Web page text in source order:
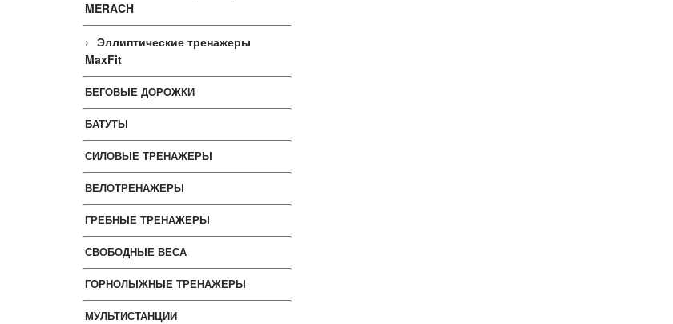
MERACH
Эллиптические тренажеры
MaxFit
БЕГОВЫЕ ДОРОЖКИ
БАТУТЫ
СИЛОВЫЕ ТРЕНАЖЕРЫ
ВЕЛОТРЕНАЖЕРЫ
ГРЕБНЫЕ ТРЕНАЖЕРЫ
СВОБОДНЫЕ ВЕСА
ГОРНОЛЫЖНЫЕ ТРЕНАЖЕРЫ
МУЛЬТИСТАНЦИИ